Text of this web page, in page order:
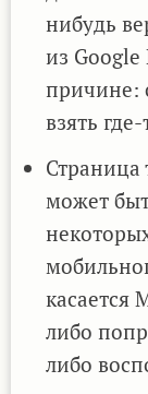
нибудь
из Google
причине:
взять
Страница
может
касается
либо
либо